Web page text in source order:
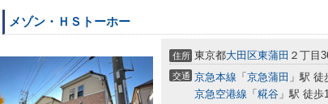
メゾン・ＨＳトーホー
住所 東京都大田区東蒲田 ２丁目
交通 京急本線 「 京急蒲田 」駅 徒
京急空港線 「 糀谷 」駅 徒歩